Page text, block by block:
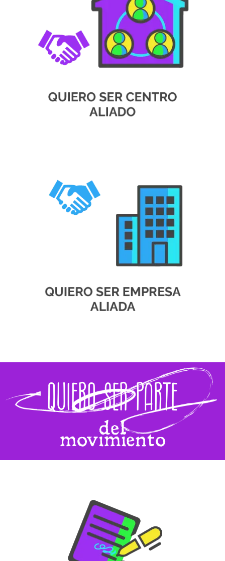
Quiero ser parte
del
movimiento